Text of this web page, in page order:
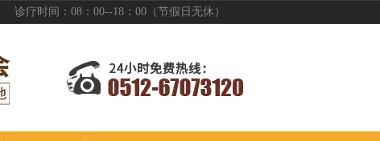
诊疗时间：08：00--18：00（节假日无休）